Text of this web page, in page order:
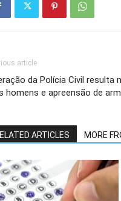
article
da Polícia Civil resulta
homens e apreensão de
ARTICLES MORE